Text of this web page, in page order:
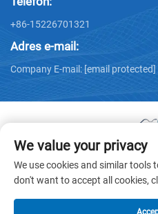
+86-15226701321
Adres e-mail:
Company E-mail: [email protected]
Prawa autorskie © 2025 by
Machinery Co., Ltd. -Polityka
We value your privacy
We use cookies and similar tools
don't want to accept all cookies,